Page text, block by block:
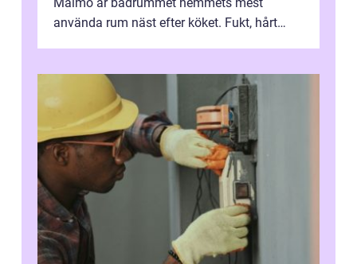
Malmö är badrummet hemmets mest
använda rum näst efter köket. Fukt, hårt